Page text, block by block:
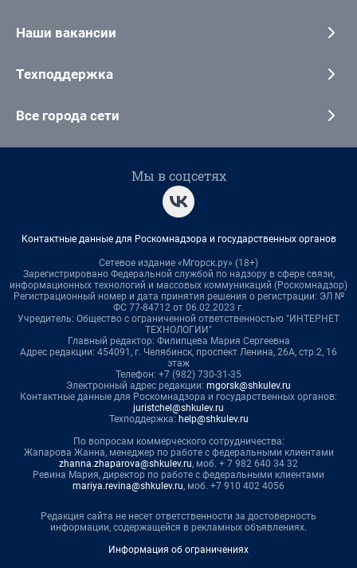
Наши вакансии
Техподдержка
Все города сети
Мы в соцсетях
Контактные данные для Роскомнадзора и государственных органов
Сетевое издание «Мгорск.ру» (18+)
Зарегистрировано Федеральной службой по надзору в сфере связи,
информационных технологий и массовых коммуникаций (Роскомнадзор)
Регистрационный номер и дата принятия решения о регистрации: ЭЛ №
ФС 77-84712 от 06.02.2023 г.
Учредитель: Общество с ограниченной ответственностью "ИНТЕРНЕТ
ТЕХНОЛОГИИ"
Главный редактор: Филипцева Мария Сергеевна
Адрес редакции: 454091, г. Челябинск, проспект Ленина, 26А, стр.2, 16
этаж
Телефон: +7 (982) 730-31-35
Электронный адрес редакции: mgorsk@shkulev.ru
Контактные данные для Роскомнадзора и государственных органов:
juristchel@shkulev.ru
Техподдержка: help@shkulev.ru
По вопросам коммерческого сотрудничества:
Жапарова Жанна, менеджер по работе с федеральными клиентами
zhanna.zhaparova@shkulev.ru, моб. + 7 982 640 34 32
Ревина Мария, директор по работе с федеральными клиентами
mariya.revina@shkulev.ru, моб. +7 910 402 4056
Редакция сайта не несет ответственности за достоверность
информации, содержащейся в рекламных объявлениях.
Информация об ограничениях